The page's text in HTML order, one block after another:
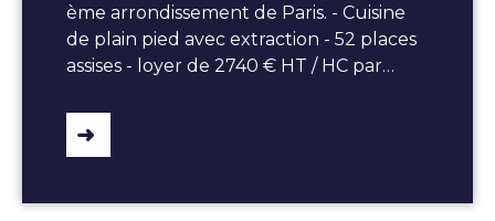
ème arrondissement de Paris. - Cuisine
de plain pied avec extraction - 52 places
assises - loyer de 2740 € HT / HC par…